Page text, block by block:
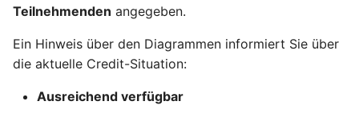
Teilnehmenden angegeben.
Ein Hinweis über den Diagrammen informiert Sie über
die aktuelle Credit-Situation:
Ausreichend verfügbar